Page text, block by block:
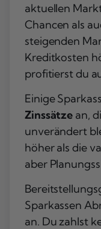
aktuellen
Chancen als
steigenden
Kreditkosten
profitierst du
Einige
Zinssätze an,
unverändert
höher als die
aber
Sparkassen
an. Du zahlst